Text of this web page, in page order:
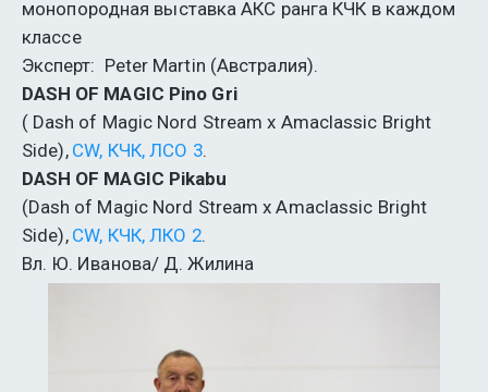
монопородная выставка АКС ранга КЧК в каждом
классе
Эксперт:  Peter Martin (Австралия).
DASH OF MAGIC Pino Gri
( Dash of Magic Nord Stream x Amaclassic Bright
Side), CW, КЧК, ЛСО 3.
DASH OF MAGIC Pikabu
(Dash of Magic Nord Stream x Amaclassic Bright
Side), CW, КЧК, ЛКО 2.
Вл. Ю. Иванова/ Д. Жилина